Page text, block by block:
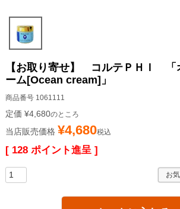
【お取り寄せ】 コルテＰＨＩ 「
ーム[Ocean cream]」
商品番号 1061111
定価 ¥4,680のところ
当店販売価格 ¥4,680税込
[ 128 ポイント進呈 ]
お